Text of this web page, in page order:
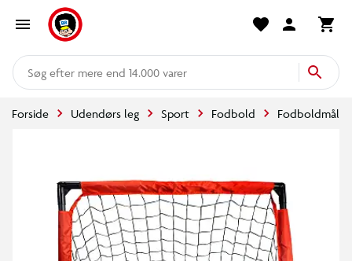
mere end 14.000 varer
Forside Udendørs leg Sport Fodbold Fodboldmål